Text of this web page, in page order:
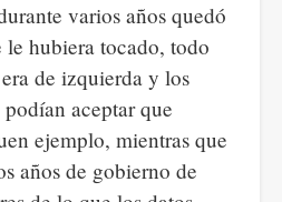
varios años quedó
le hubiera tocado, todo
de izquierda y los
aceptar que
ejemplo, mientras que
años de gobierno de